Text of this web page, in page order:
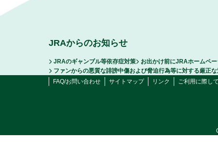
JRAからのお知らせ
JRAのギャンブル等依存症対策
お出かけ前にJRAホームペ
ファンからの悪質な誹謗中傷および脅迫行為等に対する厳正
FAQ/お問い合わせ
サイトマップ リンク ご利用に際し